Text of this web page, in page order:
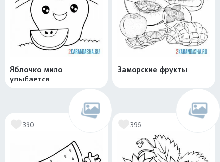
Яблочко мило
улыбается
Заморские фрукты
390 396